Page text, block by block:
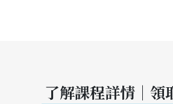
了解課程詳情｜領